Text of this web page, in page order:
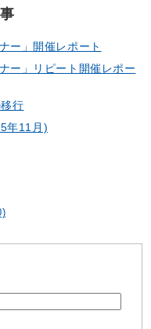
ー」開催レポート
ー」リピート開催レポー
行
年11月)